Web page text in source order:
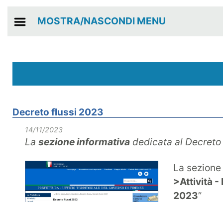
MOSTRA/NASCONDI MENU
Decreto flussi 2023
14/11/2023
La sezione informativa dedicata al
La
>Attività -
2023”